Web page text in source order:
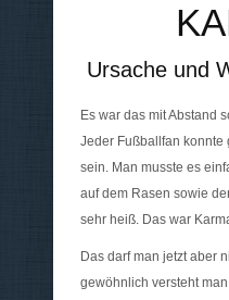
Ursache und
Es war das mit Abstand
Jeder Fußballfan konnte
sein. Man musste es
auf dem Rasen sowie
sehr heiß. Das war
Das darf man jetzt aber
gewöhnlich versteht